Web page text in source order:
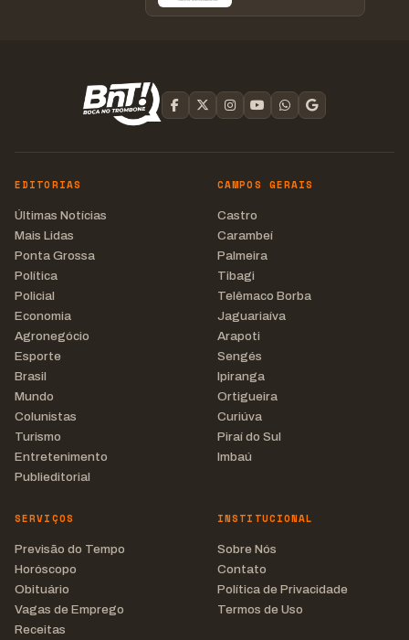
EDITORIAS
Últimas Notícias
Mais Lidas
Ponta Grossa
Política
Policial
Economia
Agronegócio
Esporte
Brasil
Mundo
Colunistas
Turismo
Entretenimento
Publieditorial
CAMPOS GERAIS
Castro
Carambeí
Palmeira
Tibagi
Telêmaco Borba
Jaguariaíva
Arapoti
Sengés
Ipiranga
Ortigueira
Curiúva
Piraí do Sul
Imbaú
SERVIÇOS
Previsão do Tempo
Horóscopo
Obituário
Vagas de Emprego
Receitas
INSTITUCIONAL
Sobre Nós
Contato
Política de Privacidade
Termos de Uso